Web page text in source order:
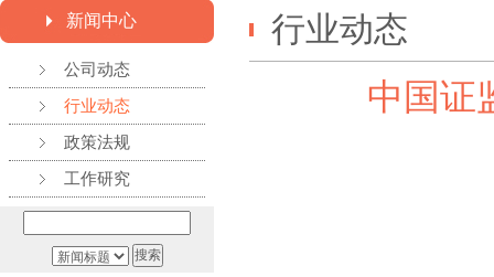
新闻中心
公司动态
行业动态
政策法规
工作研究
行业动态
中国证